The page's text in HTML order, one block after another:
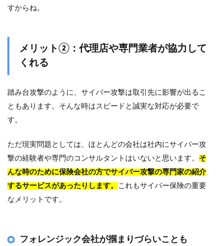
すからね。
メリット②：代理店や専門業者が協力して
くれる
踏み台攻撃のように、サイバー攻撃は取引先に影響が出るこ
ともあります。そんな時はスピードと誠実な対応が必要で
す。
ただ現実問題としては、ほとんどの会社は社内にサイバー攻
撃の経験者や専門のコンサルタントはいないと思います。 そ
んな時のために保険会社の方でサイバー攻撃の専門家の紹介
するサービスがあったりします。
これもサイバー保険の重要
なメリットです。
フォレンジック会社が掴まりづらいことも